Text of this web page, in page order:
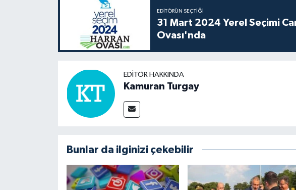
EDITÖRÜN SEÇTIĞI
31 Mart 2024 Yerel Seçimi
Ovası'nda
EDITÖR HAKKINDA
Kamuran Turgay
Bunlar da ilginizi çekebilir